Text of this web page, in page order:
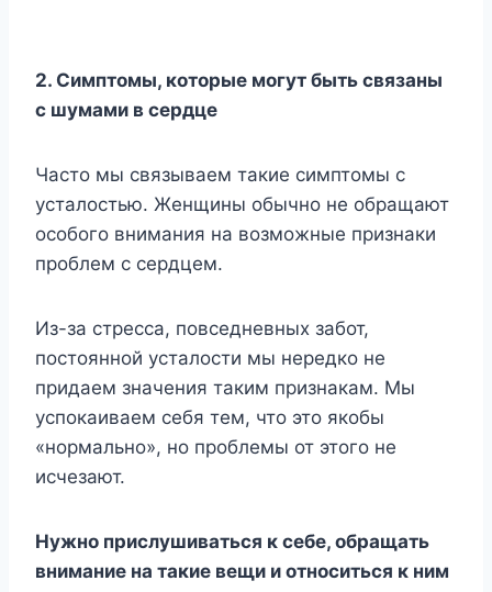
2. Симптомы, которые могут быть связаны
с шумами в сердце
Часто мы связываем такие симптомы с
усталостью. Женщины обычно не обращают
особого внимания на возможные признаки
проблем с сердцем.
Из-за стресса, повседневных забот,
постоянной усталости мы нередко не
придаем значения таким признакам. Мы
успокаиваем себя тем, что это якобы
«нормально», но проблемы от этого не
исчезают.
Нужно прислушиваться к себе, обращать
внимание на такие вещи и относиться к ним